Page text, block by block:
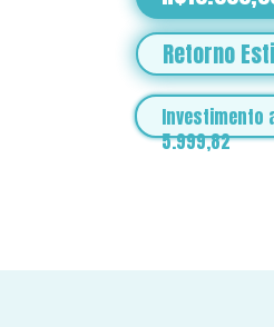
Retorno
Investimento
5.999,82